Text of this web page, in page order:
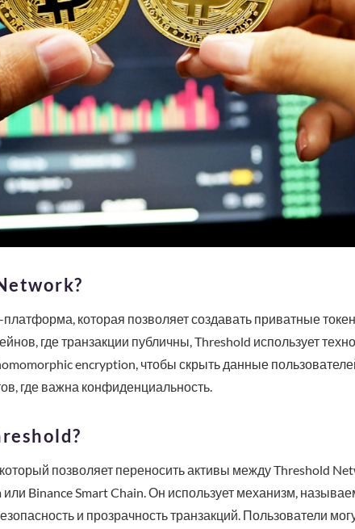
которая позволяет создавать приватные
где транзакции публичны, Threshold использует
encryption, чтобы скрыть данные
где важна конфиденциальность.
позволяет переносить активы между Threshold
Binance Smart Chain. Он использует механизм,
и прозрачность транзакций. Пользователи